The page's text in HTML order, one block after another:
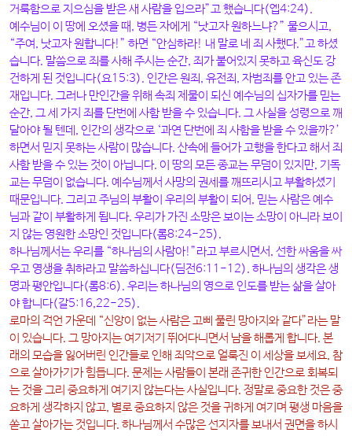
거룩함으로 지으심을 받은 새 사람을 입으라”고 했습니다(엡4:24).
예수님이 이 땅에 오셨을 때, 병든 자에게 “낫고자 원하느냐?” 물으시고,
“주여, 낫고자 원합니다!” 하면 “안심하라! 내 말로 네 죄 사했다.”고 하셨
습니다. 말씀으로 죄를 사해 주시는 순간, 죄가 붙어있지 못하고 육신도 강
건하게 된 것입니다(요15:3). 인간은 원죄, 유전죄, 자범죄를 안고 있는 존
재입니다. 그러나 만인간을 위해 속죄 제물이 되신 예수님의 십자가를 믿는
순간, 그 세 가지 죄를 단번에 사함 받을 수 있습니다. 그 사실을 성령으로 깨
달아야 될 텐데, 인간의 생각으로 ‘과연 단번에 죄 사함을 받을 수 있을까?’
하면서 믿지 못하는 사람이 많습니다. 산속에 들어가 고행을 한다고 해서 죄
사함 받을 수 있는 것이 아닙니다. 이 땅의 모든 종교는 무덤이 있지만, 기독
교는 무덤이 없습니다. 예수님께서 사망의 권세를 깨뜨리시고 부활하셨기
때문입니다. 그리고 주님의 부활이 우리의 부활이 되어, 믿는 사람은 예수
님과 같이 부활하게 됩니다. 우리가 가진 소망은 보이는 소망이 아니라 보이
지 않는 영원한 소망인 것입니다(롬8:24-25).
하나님께서는 우리를 “하나님의 사람아!”라고 부르시면서, 선한 싸움을 싸
우고 영생을 취하라고 말씀하십니다(딤전6:11-12). 하나님의 생각은 생
명과 평안입니다(롬8:6). 우리는 하나님의 영으로 인도를 받는 삶을 살아
야 합니다(갈5:16,22-25).
로마의 격언 가운데 “신앙이 없는 사람은 고삐 풀린 망아지와 같다”라는 말
이 있습니다. 그 망아지는 여기저기 뛰어다니면서 남을 해롭게 합니다. 본
래의 모습을 잃어버린 인간들로 인해 죄악으로 얼룩진 이 세상을 보세요, 참
으로 살아가기가 힘듭니다. 문제는 사람들이 본래 존귀한 인간으로 회복되
는 것을 그리 중요하게 여기지 않는다는 사실입니다. 정말로 중요한 것은 중
요하게 생각하지 않고, 별로 중요하지 않은 것을 귀하게 여기며 평생 마음을
쏟고 살아가는 것입니다. 하나님께서 수많은 선지자를 보내서 권면을 하시